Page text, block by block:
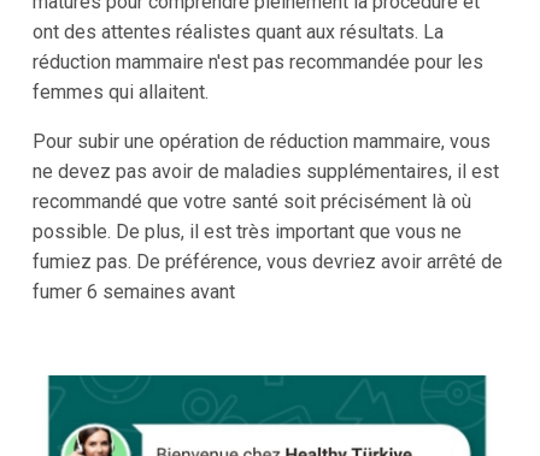
ont des attentes réalistes quant aux résultats. La
réduction mammaire n'est pas recommandée pour les
femmes qui allaitent.
Pour subir une opération de réduction mammaire, vous
ne devez pas avoir de maladies supplémentaires, il est
recommandé que votre santé soit précisément là où
possible. De plus, il est très important que vous ne
fumiez pas. De préférence, vous devriez avoir arrêté de
fumer 6 semaines avant